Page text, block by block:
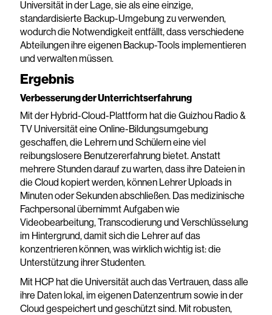
Universität in der Lage, sie als eine einzige,
standardisierte Backup-Umgebung zu verwenden,
wodurch die Notwendigkeit entfällt, dass verschiedene
Abteilungen ihre eigenen Backup-Tools implementieren
und verwalten müssen.
Ergebnis
Verbesserung der Unterrichtserfahrung
Mit der Hybrid-Cloud-Plattform hat die Guizhou Radio &
TV Universität eine Online-Bildungsumgebung
geschaffen, die Lehrern und Schülern eine viel
reibungslosere Benutzererfahrung bietet. Anstatt
mehrere Stunden darauf zu warten, dass ihre Dateien in
die Cloud kopiert werden, können Lehrer Uploads in
Minuten oder Sekunden abschließen. Das medizinische
Fachpersonal übernimmt Aufgaben wie
Videobearbeitung, Transcodierung und Verschlüsselung
im Hintergrund, damit sich die Lehrer auf das
konzentrieren können, was wirklich wichtig ist: die
Unterstützung ihrer Studenten.
Mit HCP hat die Universität auch das Vertrauen, dass alle
ihre Daten lokal, im eigenen Datenzentrum sowie in der
Cloud gespeichert und geschützt sind. Mit robusten,